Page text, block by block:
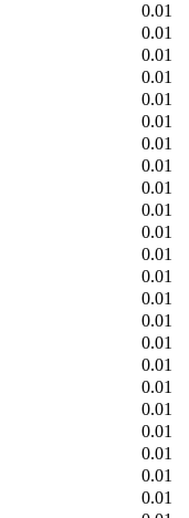
0.01
0.01
0.01
0.01
0.01
0.01
0.01
0.01
0.01
0.01
0.01
0.01
0.01
0.01
0.01
0.01
0.01
0.01
0.01
0.01
0.01
0.01
0.01